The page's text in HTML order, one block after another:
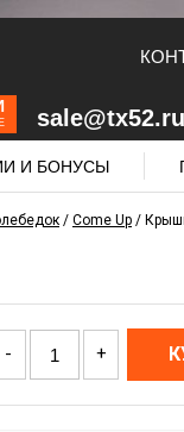
sale@tx52.ru
И БОНУСЫ
/ Come Up /
- +